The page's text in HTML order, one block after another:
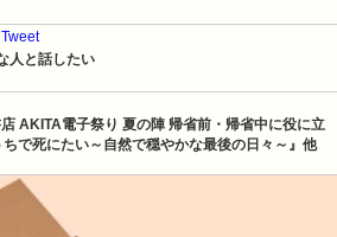
人と話したい
AKITA電子祭り 夏の陣 帰省前・帰省中に役に立
で死にたい～自然で穏やかな最後の日々～』他